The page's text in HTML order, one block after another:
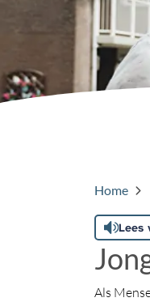
Home
Lees
Als